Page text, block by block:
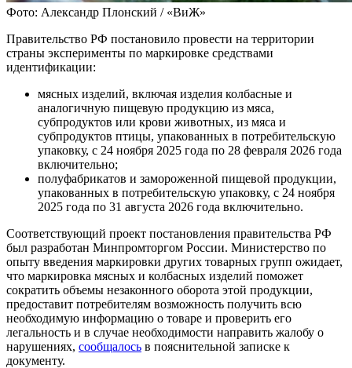
Фото: Александр Плонский / «ВиЖ»
Правительство РФ постановило провести на территории
страны эксперименты по маркировке средствами
идентификации:
мясных изделий, включая изделия колбасные и
аналогичную пищевую продукцию из мяса,
субпродуктов или крови животных, из мяса и
субпродуктов птицы, упакованных в потребительскую
упаковку, с 24 ноября 2025 года по 28 февраля 2026 года
включительно;
полуфабрикатов и замороженной пищевой продукции,
упакованных в потребительскую упаковку, с 24 ноября
2025 года по 31 августа 2026 года включительно.
Соответствующий проект постановления правительства РФ
был разработан Минпромторгом России. Министерство по
опыту введения маркировки других товарных групп ожидает,
что маркировка мясных и колбасных изделий поможет
сократить объемы незаконного оборота этой продукции,
предоставит потребителям возможность получить всю
необходимую информацию о товаре и проверить его
легальность и в случае необходимости направить жалобу о
нарушениях, сообщалось в пояснительной записке к
документу.